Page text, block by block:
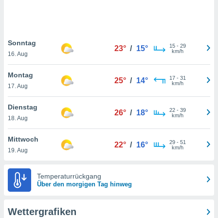
können
von
und
klicken.
und
Sonntag
16. Aug
23° / 15° 15- 29
km/h
Montag
17. Aug
25° / 14° 17- 31
km/h
Dienstag
18. Aug
26° / 18° 22- 39
km/h
Mittwoch
19. Aug
22° / 16° 29- 51
km/h
Temperaturrückgang
Über den morgigen Tag hinweg
Wettergrafiken